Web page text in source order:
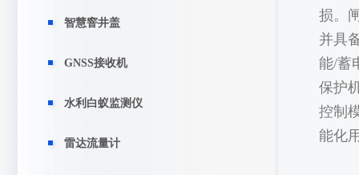
智慧窨井盖
GNSS接收机
水利白蚁监测仪
雷达流量计
损。
并具
能/蓄
保护
控制
能化